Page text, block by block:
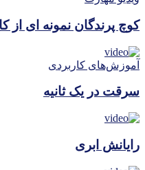
کوچ پرندگان نمونه ای از
آموزش‌های کاربردی
سرقت در یک ثانیه
رایانش ابری